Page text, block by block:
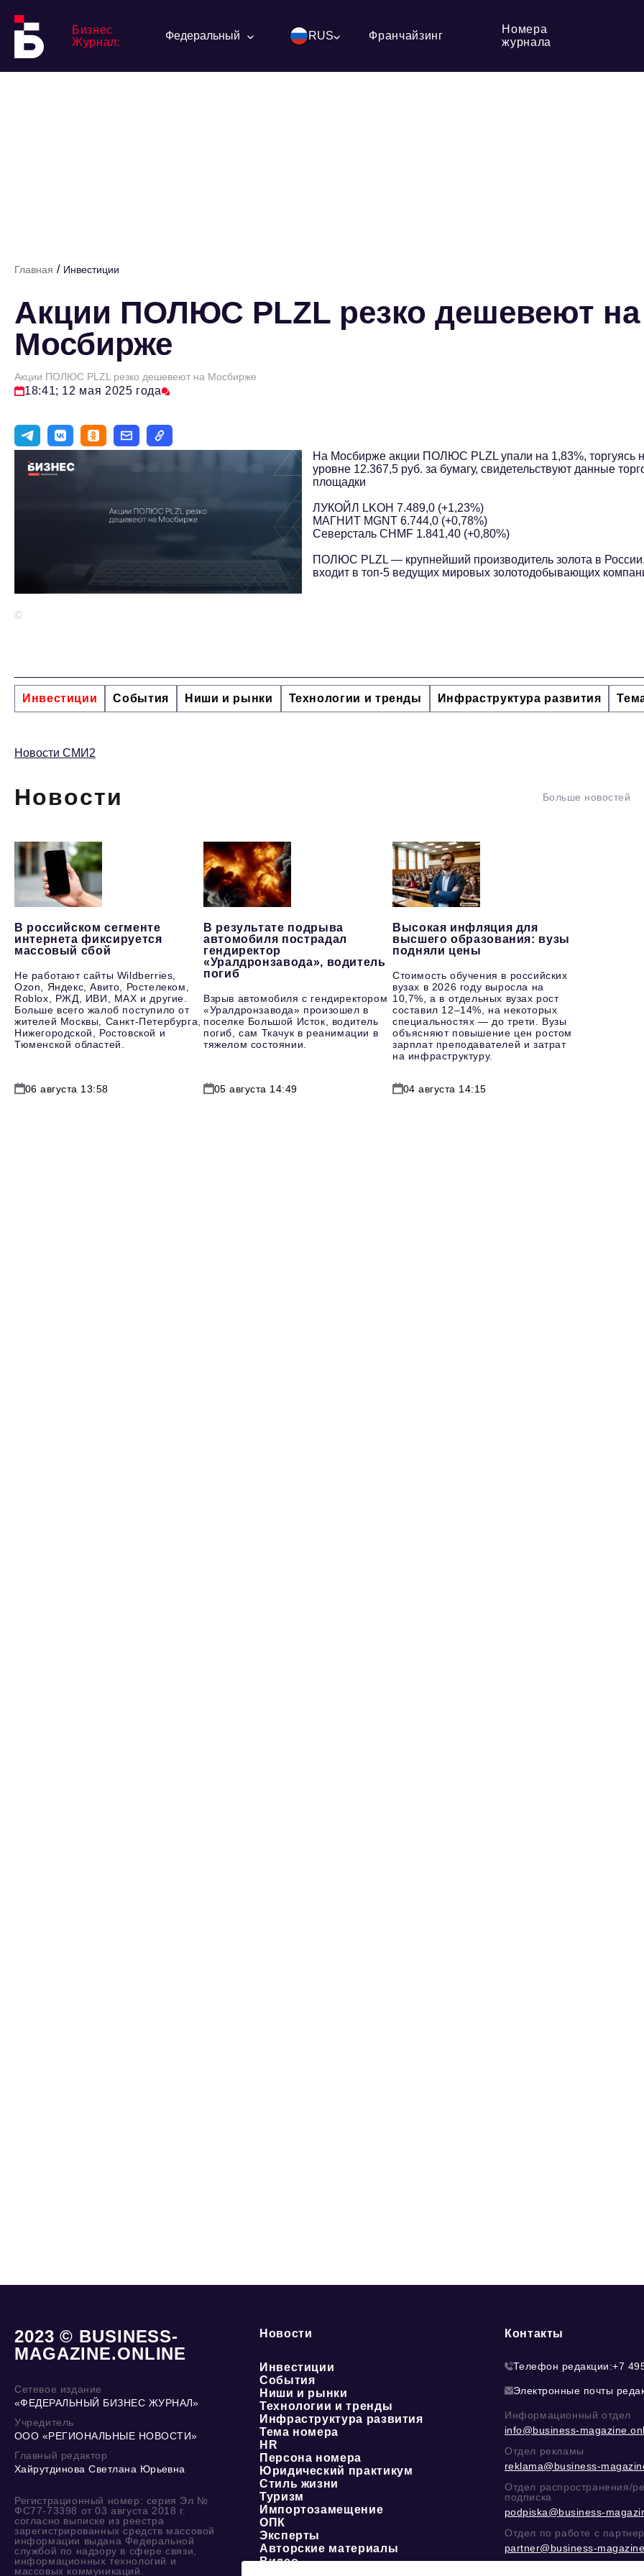
Бизнес
Журнал:
Федеральный RUS Франчайзинг
Номера
журнала
Главная / Инвестиции
Акции ПОЛЮС PLZL резко дешевеют на
Мосбирже
Акции ПОЛЮС PLZL резко дешевеют на Мосбирже
18:41; 12 мая 2025 года
©
На Мосбирже акции ПОЛЮС PLZL упали на 1,83%, торгуясь
уровне 12.367,5 руб. за бумагу, свидетельствуют данные
площадки
ЛУКОЙЛ LKOH 7.489,0 (+1,23%)
МАГНИТ MGNT 6.744,0 (+0,78%)
Северсталь CHMF 1.841,40 (+0,80%)
ПОЛЮС PLZL — крупнейший производитель золота в России,
входит в топ-5 ведущих мировых золотодобывающих
Инвестиции События Ниши и рынки Технологии и тренды Инфраструктура развития
Новости СМИ2
Новости Больше новостей
В российском сегменте
интернета фиксируется
массовый сбой
Не работают сайты Wildberries,
Ozon, Яндекс, Авито, Ростелеком,
Roblox, РЖД, ИВИ, MAX и другие.
Больше всего жалоб поступило от
жителей Москвы, Санкт-Петербурга,
Нижегородской, Ростовской и
Тюменской областей.
06 августа 13:58
В результате подрыва
автомобиля пострадал
гендиректор
«Уралдронзавода», водитель
погиб
Взрыв автомобиля с гендиректором
«Уралдронзавода» произошел в
поселке Большой Исток, водитель
погиб, сам Ткачук в реанимации в
тяжелом состоянии.
05 августа 14:49
Высокая инфляция для
высшего образования: вузы
подняли цены
Стоимость обучения в российских
вузах в 2026 году выросла на
10,7%, а в отдельных вузах рост
составил 12–14%, на некоторых
специальностях — до трети. Вузы
объясняют повышение цен ростом
зарплат преподавателей и затрат
на инфраструктуру.
04 августа 14:15
2023 © BUSINESS-
MAGAZINE.ONLINE
Сетевое издание
«ФЕДЕРАЛЬНЫЙ БИЗНЕС ЖУРНАЛ»
Учредитель
ООО «РЕГИОНАЛЬНЫЕ НОВОСТИ»
Главный редактор
Хайрутдинова Светлана Юрьевна
Регистрационный номер: серия Эл №
ФС77-73398 от 03 августа 2018 г.
согласно выписке из реестра
зарегистрированных средств массовой
информации выдана Федеральной
службой по надзору в сфере связи,
информационных технологий и
массовых коммуникаций.
Новости
Инвестиции
События
Ниши и рынки
Технологии и тренды
Инфраструктура развития
Тема номера
HR
Персона номера
Юридический практикум
Стиль жизни
Туризм
Импортозамещение
ОПК
Эксперты
Авторские материалы
Видео
Контакты
Телефон редакции:+7
Электронные почты
Информационный отдел
info@business-
Отдел рекламы
reklama@business-
Отдел распространения/
подписка
podpiska@business-
Отдел по работе с
partner@business-